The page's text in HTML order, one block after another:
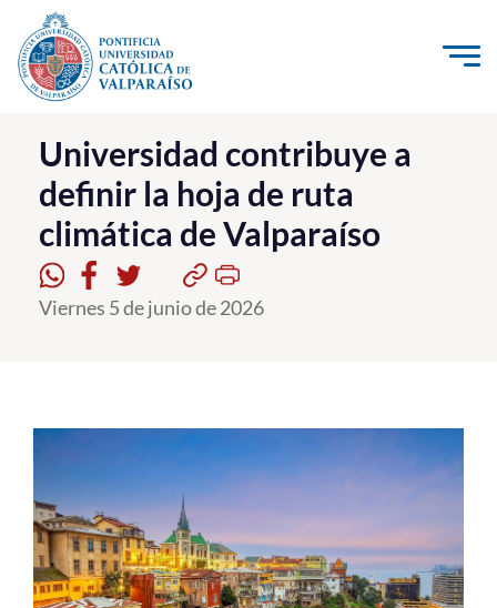
Click acá para ir directamente al contenido
La Universidad
Investigación, Creación e Innovación
PUCV Internacional
Vinculación con el Medio
Postgrado
Formación Continua
Estudiantes
Académicos
Universidad contribuye a
definir la hoja de ruta
climática de Valparaíso
Viernes 5 de junio de 2026